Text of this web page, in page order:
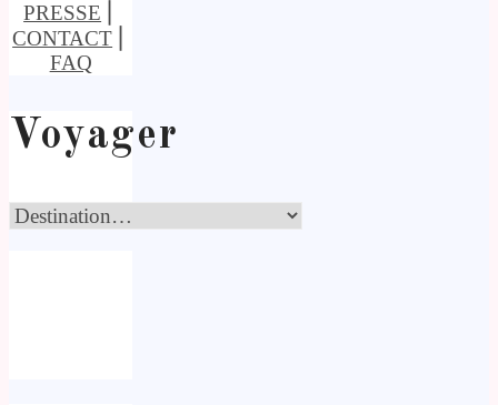
PRESSE
CONTACT
FAQ
Voyager